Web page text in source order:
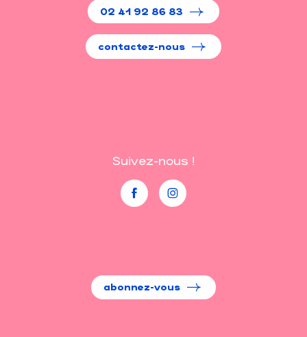
02 41 92 86 83
contactez-nous
Suivez-nous !
abonnez-vous